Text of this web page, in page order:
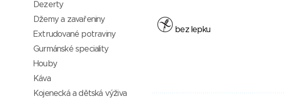
bez lepku
Dezerty
Džemy a zavařeniny
Extrudované potraviny
Gurmánské speciality
Houby
Káva
Kojenecká a dětská výživa